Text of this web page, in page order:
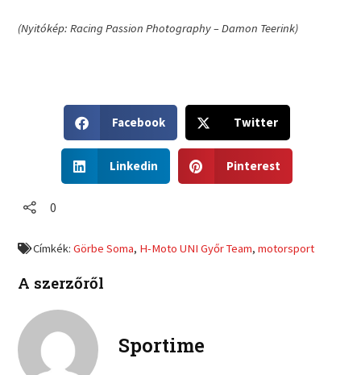
(Nyitókép: Racing Passion Photography – Damon Teerink)
h
r
b
o
Facebook
h
Twitter
h
n
i
k
Linkedin
h
n
r
Pinterest
0
Címkék:Görbe Soma, H-Moto UNI Győr Team,motorsport
A szerzőről
Sportime